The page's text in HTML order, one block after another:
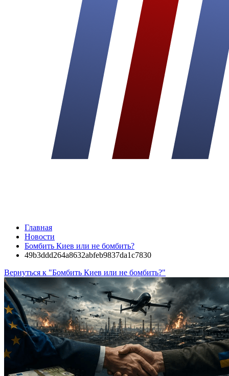
Главная
Новости
Бомбить Киев или не бомбить?
49b3ddd264a8632abfeb9837da1c7830
Вернуться к "Бомбить Киев или не бомбить?"